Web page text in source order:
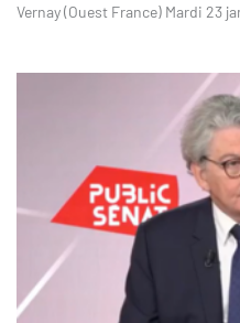
Vernay (Ouest France) Mardi 23